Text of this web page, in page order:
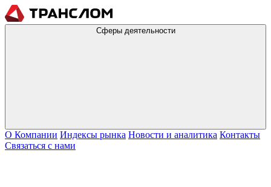
Сферы деятельности
О Компании Индексы рынка Новости и аналитика Контакты
Связаться с нами